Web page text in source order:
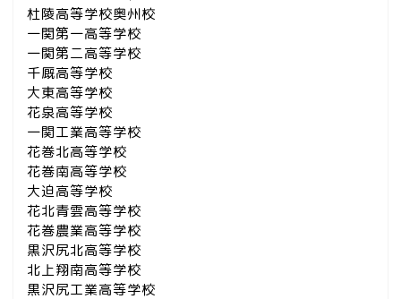
杜陵高等学校奥州校
一関第一高等学校
一関第二高等学校
千厩高等学校
大東高等学校
花泉高等学校
一関工業高等学校
花巻北高等学校
花巻南高等学校
大迫高等学校
花北青雲高等学校
花巻農業高等学校
黒沢尻北高等学校
北上翔南高等学校
黒沢尻工業高等学校